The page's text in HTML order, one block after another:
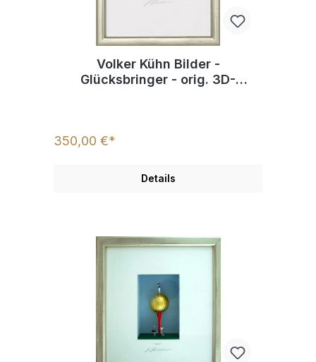
Volker Kühn Bilder -
Glücksbringer - orig. 3D-
350,00 €*
Details